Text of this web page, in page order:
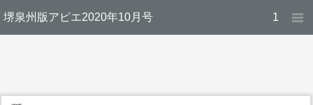
堺泉州版アピエ2020年10月号 1